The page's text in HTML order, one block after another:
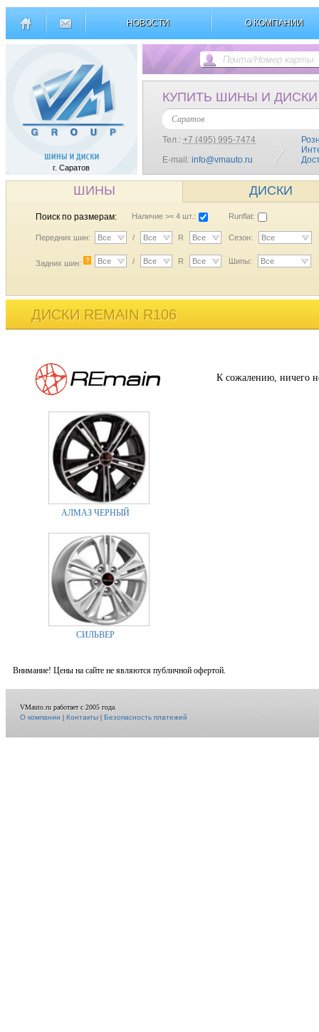
НОВОСТИ О КОМПАНИИ
г. Саратов
КУПИТЬ ШИНЫ И ДИСКИ
Саратов
Тел.: +7 (495) 995-7474
E-mail: info@vmauto.ru
ШИНЫ ДИСКИ
Поиск по размерам: Наличие >= 4 шт.: Runflat:
Передних шин: Все / Все R Все Сезон: Все
Задних шин: ? Все / Все R Все Шипы: Все
ДИСКИ REMAIN R106
АЛМАЗ ЧЕРНЫЙ
СИЛЬВЕР
К сожалению, ничего
Внимание! Цены на сайте не являются публичной офертой.
VMauto.ru работает с 2005 года.
О компании|Контакты|Безопасность платежей